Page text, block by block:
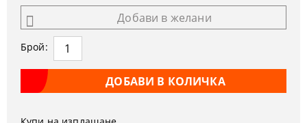
Добави в желани
Брой: